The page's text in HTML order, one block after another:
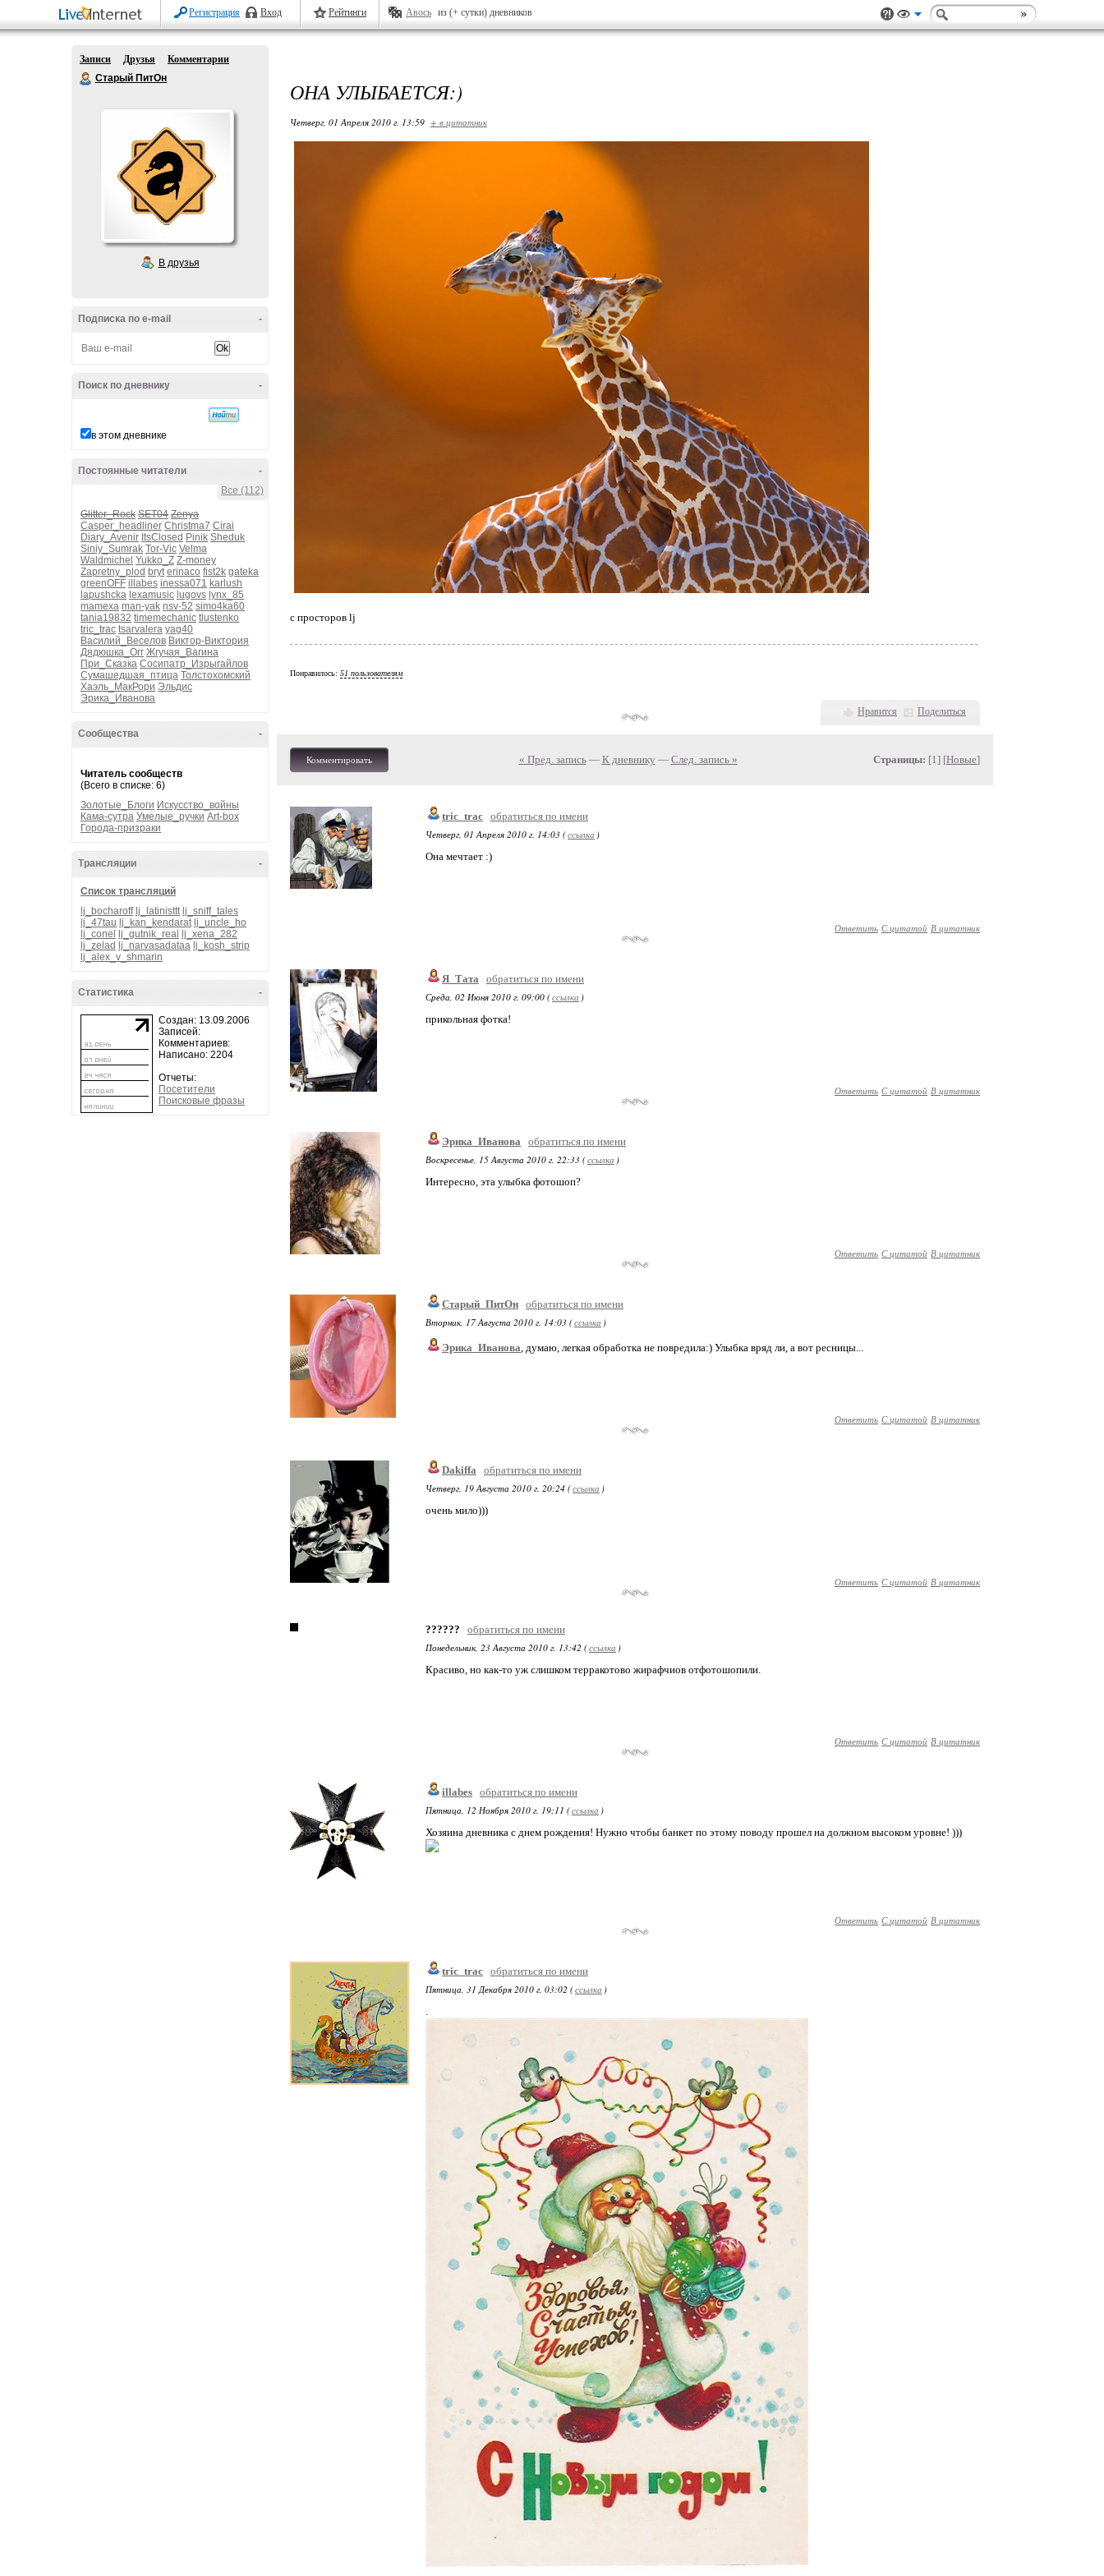
Регистрация Вход Рейтинги Авось из (+ сутки) дневников
Записи Друзья
Комментарии
Старый ПитОн
В друзья
-
Подписка по e-mail
-
Поиск по дневнику
в этом дневнике
-
Постоянные читатели
Все (112)
Glitter_Rock SET04 Zenya
Casper_headliner Christma7 Cirai
Diary_Avenir ItsClosed Pinik Sheduk
Siniy_Sumrak Tor-Vic Velma
Waldmichel Yukko_Z Z-money
Zapretny_plod bryt erinaco fist2k gateka
greenOFF illabes inessa071 karlush
lapushcka lexamusic lugovs lynx_85
mamexa man-yak nsv-52 simo4ka60
tania19832 timemechanic tlustenko
tric_trac tsarvalera yag40
Василий_Веселов Виктор-Виктория
Дядюшка_Огг Жгучая_Вагина
При_Сказка Сосипатр_Изрыгайлов
Сумашедшая_птица Толстохомский
Хаэль_МакРори Эльдис
Эрика_Иванова
-
Сообщества
Читатель сообществ
(Всего в списке: 6)
Золотые_Блоги Искусство_войны
Кама-сутра Умелые_ручки Art-box
Города-призраки
-
Трансляции
Список трансляций
lj_bocharoff lj_latinisttt lj_sniff_tales
lj_47tau lj_kan_kendarat lj_uncle_ho
lj_conel
lj_gutnik_real
lj_xena_282
lj_zelad lj_narvasadataa lj_kosh_strip
lj_alex_v_shmarin
-
Статистика
Создан: 13.09.2006
Записей:
Комментариев:
Написано: 2204
Отчеты:
Посетители
Поисковые фразы
ОНА УЛЫБАЕТСЯ:)
Четверг, 01 Апреля 2010 г. 13:59 + в цитатник
с просторов lj
Понравилось: 51 пользователям
Нравится Поделиться
Комментировать « Пред. запись— К дневнику — След. запись » Страницы: [1] [Новые]
tric_trac обратиться по имени
Четверг, 01 Апреля 2010 г. 14:03 (ссылка )
Она мечтает :)
Ответить С цитатой В цитатник
Я_Тата
обратиться по имени
Среда, 02 Июня 2010 г. 09:00 (ссылка )
прикольная фотка!
Ответить С цитатой В цитатник
Эрика_Иванова
обратиться по имени
Воскресенье, 15 Августа 2010 г. 22:33 (ссылка )
Интересно, эта улыбка фотошоп?
Ответить С цитатой В цитатник
Старый_ПитОн обратиться по имени
Вторник, 17 Августа 2010 г. 14:03 (ссылка )
Эрика_Иванова, думаю, легкая обработка не повредила:) Улыбка вряд ли, а вот ресницы...
Ответить С цитатой В цитатник
Dakiffa
обратиться по имени
Четверг, 19 Августа 2010 г. 20:24 (ссылка )
очень мило)))
Ответить С цитатой В цитатник
??????
обратиться по имени
Понедельник, 23 Августа 2010 г. 13:42 (ссылка )
Красиво, но как-то уж слишком терракотово жирафчиов отфотошопили.
Ответить С цитатой В цитатник
illabes обратиться по имени
Пятница, 12 Ноября 2010 г. 19:11 (ссылка )
Хозяина дневника с днем рождения! Нужно чтобы банкет по этому поводу прошел на должном высоком уровне! )))
Ответить С цитатой В цитатник
tric_trac обратиться по имени
Пятница, 31 Декабря 2010 г. 03:02 (ссылка )
.